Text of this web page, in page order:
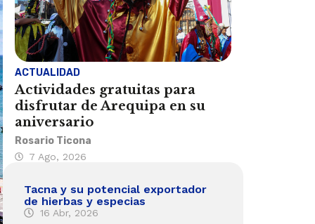
ACTUALIDAD
Actividades gratuitas para
disfrutar de Arequipa en su
aniversario
Rosario Ticona
7 Ago, 2026
Tacna y su potencial exportador
de hierbas y especias
16 Abr, 2026